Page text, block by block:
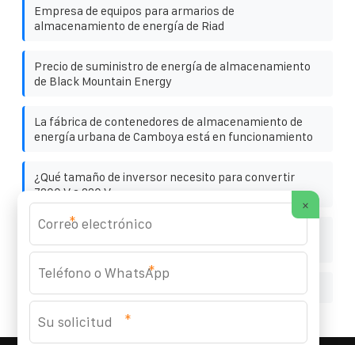
Empresa de equipos para armarios de
almacenamiento de energía de Riad
Precio de suministro de energía de almacenamiento
de Black Mountain Energy
La fábrica de contenedores de almacenamiento de
energía urbana de Camboya está en funcionamiento
¿Qué tamaño de inversor necesito para convertir
7200 V a 220 V
Almacenamiento de energía en la ciudad de Panamá
para la gestión de la carga
×
*
*
*